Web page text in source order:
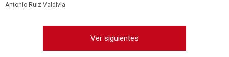
Antonio Ruiz Valdivia
Ver siguientes